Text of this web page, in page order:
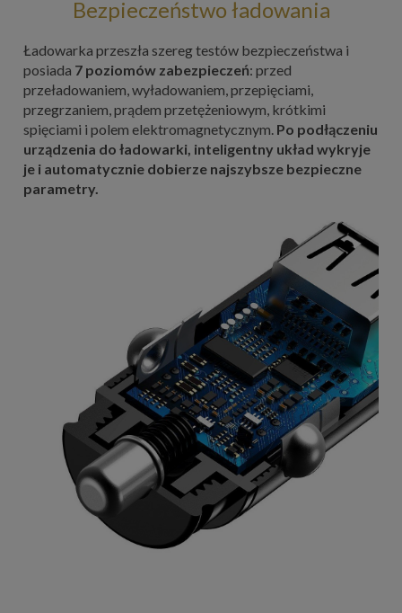
Bezpieczeństwo ładowania
Ładowarka przeszła szereg testów bezpieczeństwa i
posiada 7 poziomów zabezpieczeń: przed
przeładowaniem, wyładowaniem, przepięciami,
przegrzaniem, prądem przetężeniowym, krótkimi
spięciami i polem elektromagnetycznym. Po podłączeniu
urządzenia do ładowarki, inteligentny układ wykryje
je i automatycznie dobierze najszybsze bezpieczne
parametry.